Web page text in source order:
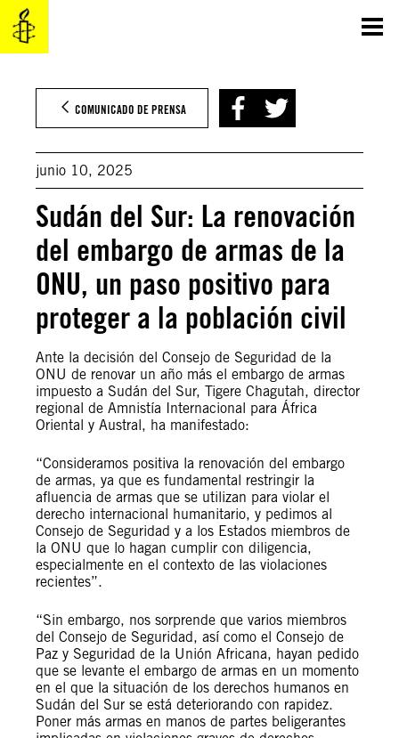
Saltar
contenido
COMUNICADO DE PRENSA
junio 10, 2025
Sudán del Sur: La renovación
del embargo de armas de la
ONU, un paso positivo para
proteger a la población civil
Ante la decisión del Consejo de Seguridad de la
ONU de renovar un año más el embargo de armas
impuesto a Sudán del Sur, Tigere Chagutah, director
regional de Amnistía Internacional para África
Oriental y Austral, ha manifestado:
“Consideramos positiva la renovación del embargo
de armas, ya que es fundamental restringir la
afluencia de armas que se utilizan para violar el
derecho internacional humanitario, y pedimos al
Consejo de Seguridad y a los Estados miembros de
la ONU que lo hagan cumplir con diligencia,
especialmente en el contexto de las violaciones
recientes”.
“Sin embargo, nos sorprende que varios miembros
del Consejo de Seguridad, así como el Consejo de
Paz y Seguridad de la Unión Africana, hayan pedido
que se levante el embargo de armas en un momento
en el que la situación de los derechos humanos en
Sudán del Sur se está deteriorando con rapidez.
Poner más armas en manos de partes beligerantes